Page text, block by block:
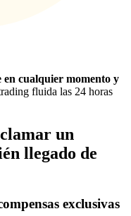
cualquier momento y
fluida las 24 horas
un
llegado de
exclusivas